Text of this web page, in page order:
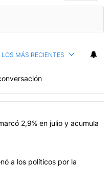
LOS MÁS RECIENTES
más comentarios en los
"La inflación en CABA
2,9% en julio y acumula
"García Cuerva cuestionó
a los políticos por la